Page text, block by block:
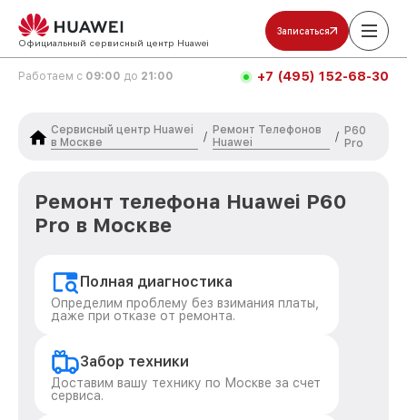
Официальный сервисный центр Huawei
Записаться
Работаем с 09:00 до 21:00 +7 (495) 152-68-30
Сервисный центр Huawei
в Москве
/
Ремонт Телефонов
Huawei
/ P60
Pro
Ремонт телефона Huawei P60
Pro в Москве
Полная диагностика
Определим проблему без взимания платы,
даже при отказе от ремонта.
Забор техники
Доставим вашу технику по Москве за счет
сервиса.